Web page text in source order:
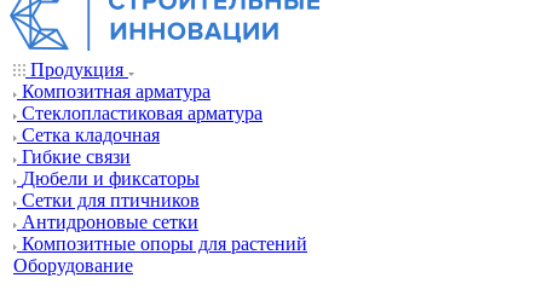
Продукция
Композитная арматура
Cтеклопластиковая арматура
Сетка кладочная
Гибкие связи
Дюбели и фиксаторы
Сетки для птичников
Антидроновые сетки
Композитные опоры для растений
Оборудование